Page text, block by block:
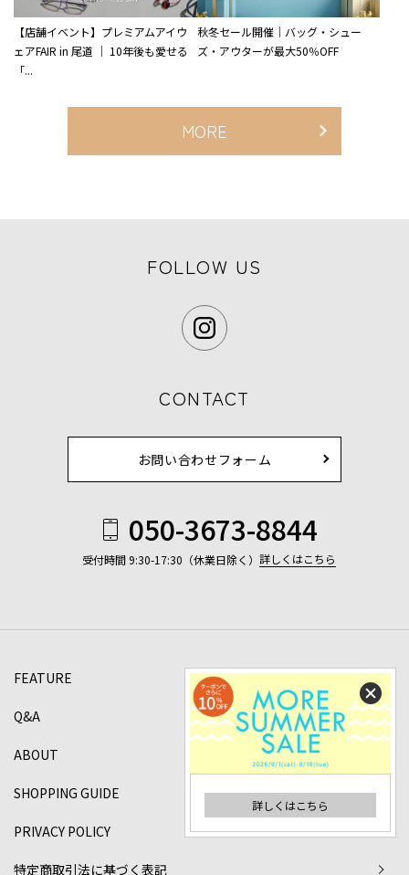
詳しくはこちら
【店舗イベント】プレミアムアイウ
ェアFAIR in 尾道 ｜ 10年後も愛せる
「...
秋冬セール開催｜バッグ・シュー
ズ・アウターが最大50％OFF
MORE
FOLLOW US
CONTACT
お問い合わせフォーム
050-3673-8844
受付時間 9:30-17:30（休業日除く） 詳しくはこちら
FEATURE
Q&A
ABOUT
SHOPPING GUIDE
PRIVACY POLICY
特定商取引法に基づく表記